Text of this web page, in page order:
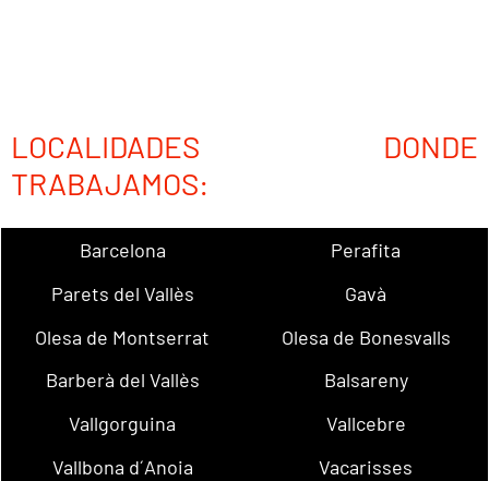
LOCALIDADES DONDE
TRABAJAMOS:
Barcelona
Perafita
Parets del Vallès
Gavà
Olesa de Montserrat
Olesa de Bonesvalls
Barberà del Vallès
Balsareny
Vallgorguina
Vallcebre
Vallbona d´Anoia
Vacarisses